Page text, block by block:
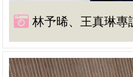
林予晞、王真琳專